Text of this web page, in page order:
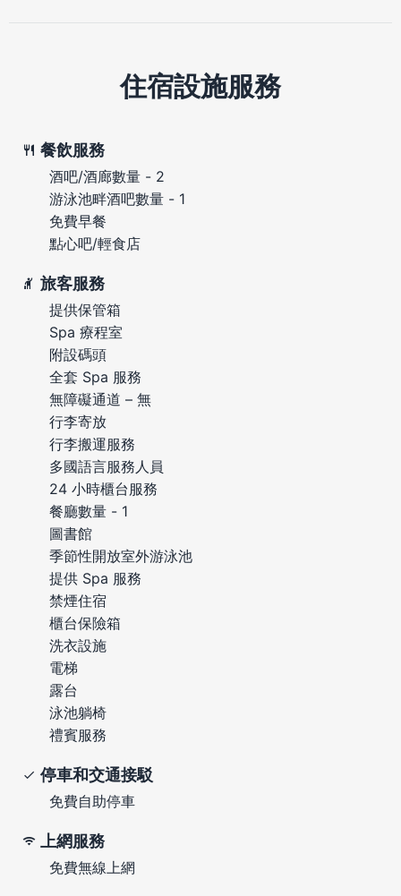
住宿設施服務
餐飲服務
酒吧/酒廊數量 - 2
游泳池畔酒吧數量 - 1
免費早餐
點心吧/輕食店
旅客服務
提供保管箱
Spa 療程室
附設碼頭
全套 Spa 服務
無障礙通道 – 無
行李寄放
行李搬運服務
多國語言服務人員
24 小時櫃台服務
餐廳數量 - 1
圖書館
季節性開放室外游泳池
提供 Spa 服務
禁煙住宿
櫃台保險箱
洗衣設施
電梯
露台
泳池躺椅
禮賓服務
停車和交通接駁
免費自助停車
上網服務
免費無線上網